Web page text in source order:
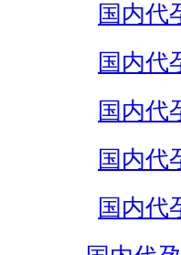
国内代
国内代
国内代
国内代
国内代